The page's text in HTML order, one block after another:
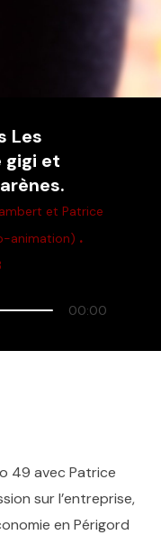
Les
gigi et
et Patrice
animation) .
00:00
49 avec Patrice
sur l’entreprise,
en Périgord